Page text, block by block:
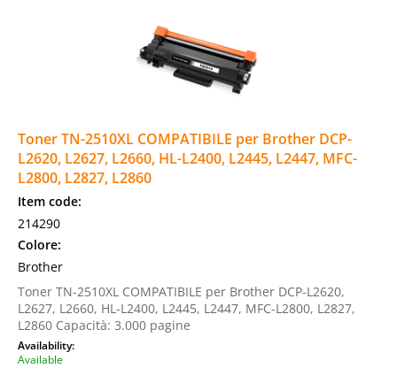
Toner TN-2510XL COMPATIBILE per Brother DCP-
L2620, L2627, L2660, HL-L2400, L2445, L2447, MFC-
L2800, L2827, L2860
Item code:
214290
Colore:
Brother
Toner TN-2510XL COMPATIBILE per Brother DCP-L2620,
L2627, L2660, HL-L2400, L2445, L2447, MFC-L2800, L2827,
L2860 Capacità: 3.000 pagine
Availability:
Available